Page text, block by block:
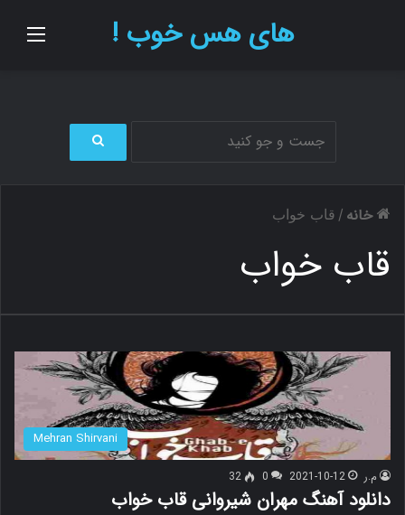
های هس خوب !
ج
ی
خانه / قاب خواب
قاب خواب
Mehran Shirvani
م.ر 2021-10-12
0
32
دانلود آهنگ مهران شیروانی قاب خواب